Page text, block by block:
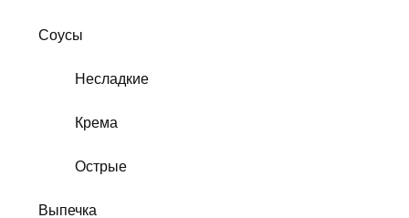
Соусы
Несладкие
Крема
Острые
Выпечка